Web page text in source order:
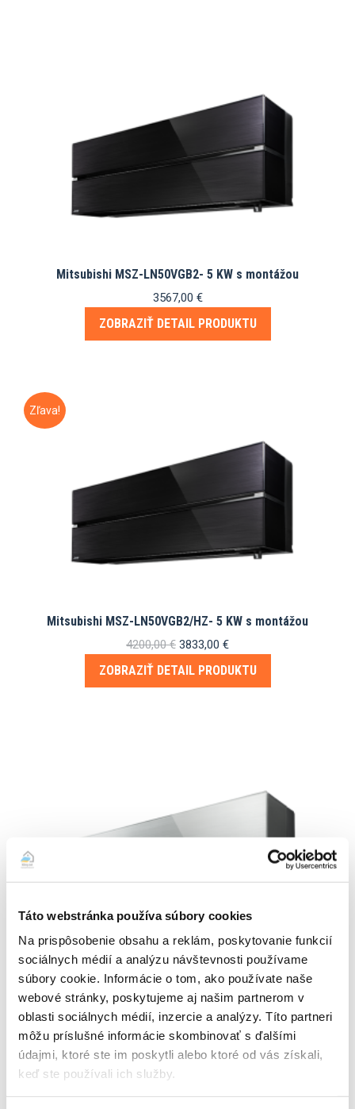
Táto webstránka používa súbory cookies
Na prispôsobenie obsahu a reklám, poskytovanie funkcií
sociálnych médií a analýzu návštevnosti používame
súbory cookie. Informácie o tom, ako používate naše
webové stránky, poskytujeme aj našim partnerom v
oblasti sociálnych médií, inzercie a analýzy. Títo partneri
môžu príslušné informácie skombinovať s ďalšími
údajmi, ktoré ste im poskytli alebo ktoré od vás získali,
keď ste používali ich služby.
Mitsubishi MSZ-LN50VGB2- 5 KW s montážou
3567,00 €
ZOBRAZIŤ DETAIL PRODUKTU
Zľava!
Mitsubishi MSZ-LN50VGB2/HZ- 5 KW s montážou
4200,00€ Pôvodná
cena
3833,00 €Aktuálna
cena
ZOBRAZIŤ DETAIL PRODUKTU
Mitsubishi MSZ-LN50VGV2-E1 – 5,0 kW s montážou
3567,00€
ZOBRAZIŤ DETAIL PRODUKTU